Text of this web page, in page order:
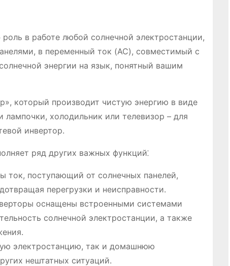
в работе любой солнечной электростанции,
в переменный ток (AC), совместимый с
энергии на язык, понятный вашим
который производит чистую энергию в виде
холодильник или телевизор – для
инвертор.
ряд других важных функций⁚
ток, поступающий от солнечных панелей,
перегрузки и неисправности.
оснащены встроенными системами
солнечной электростанции, а также
электростанцию, так и домашнюю
нештатных ситуаций.